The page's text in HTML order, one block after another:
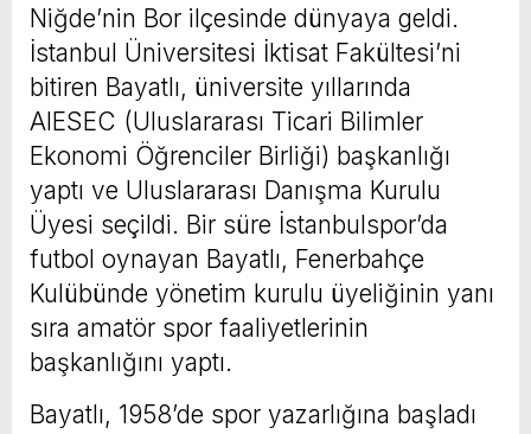
Niğde’nin Bor ilçesinde dünyaya geldi.
İstanbul Üniversitesi İktisat Fakültesi’ni
bitiren Bayatlı, üniversite yıllarında
AIESEC (Uluslararası Ticari Bilimler
Ekonomi Öğrenciler Birliği) başkanlığı
yaptı ve Uluslararası Danışma Kurulu
Üyesi seçildi. Bir süre İstanbulspor’da
futbol oynayan Bayatlı, Fenerbahçe
Kulübünde yönetim kurulu üyeliğinin yanı
sıra amatör spor faaliyetlerinin
başkanlığını yaptı.
Bayatlı, 1958’de spor yazarlığına başladı